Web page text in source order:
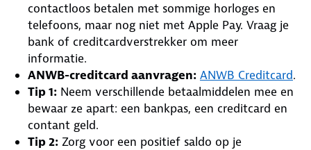
contactloos betalen met sommige horloges en
telefoons, maar nog niet met Apple Pay. Vraag je
bank of creditcardverstrekker om meer
informatie.
ANWB-creditcard aanvragen: ANWB Creditcard.
Tip 1: Neem verschillende betaalmiddelen mee en
bewaar ze apart: een bankpas, een creditcard en
contant geld.
Tip 2: Zorg voor een positief saldo op je